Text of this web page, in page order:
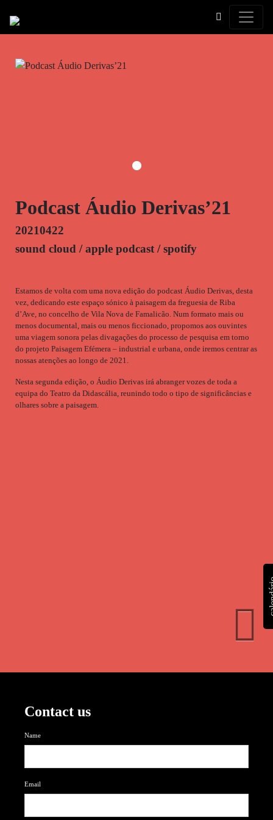
Podcast Áudio Derivas’21
20210422
sound cloud / apple podcast / spotify
Estamos de volta com uma nova edição do podcast Áudio Derivas, desta
vez, dedicando este espaço sónico à paisagem da freguesia de Riba
d’Ave, no concelho de Vila Nova de Famalicão. Num formato mais ou
menos documental, mais ou menos ficcionado, propomos aos ouvintes
uma viagem sonora pelas divagações do processo de pesquisa em torno
do projeto Paisagem Efémera – industrial e urbana, onde iremos centrar as
nossas atenções ao longo de 2021.
Nesta segunda edição, o Áudio Derivas irá abranger vozes de toda a
equipa do Teatro da Didascália, reunindo todo o tipo de significâncias e
olhares sobre a paisagem.
Contact us
Name
Email